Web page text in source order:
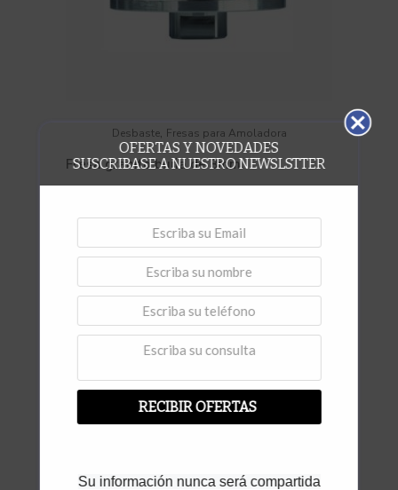
Desbaste, Fresas para Amoladora
Fresa granito buña de 8mm.
Desbaste,Fresas para Amoladora
Fresa H20 C * Mármol y Granito
Vista rápida
Desbaste,Fresas para Amoladora
OFERTAS Y NOVEDADES
SUSCRIBASE A NUESTRO NEWSLSTTER
RECIBIR OFERTAS
Su información nunca será compartida